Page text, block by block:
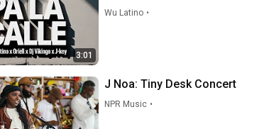
3:01
Wu Latino •
J Noa: Tiny Desk Concert
NPR Music •